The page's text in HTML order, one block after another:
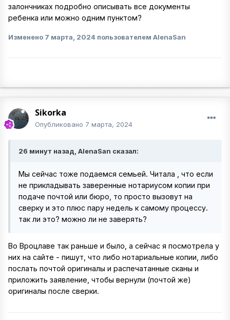
залончниках подробно описывать все документы
ребенка или можно одним пунктом?
Изменено 7 марта, 2024 пользователем AlenaSan
Sikorka
Опубликовано 7 марта, 2024
26 минут назад, AlenaSan сказал:
Мы сейчас тоже подаемся семьей. Читала , что если
не прикладывать заверенные нотариусом копии при
подаче почтой или бюро, то просто вызовут на
сверку и это плюс пару недель к самому процессу.
так ли это? можно ли не заверять?
Во Вроцлаве так раньше и было, а сейчас я посмотрела у
них на сайте - пишут, что либо нотариальные копии, либо
послать почтой оригиналы и распечатанные сканы и
приложить заявление, чтобы вернули (почтой же)
оригиналы после сверки.